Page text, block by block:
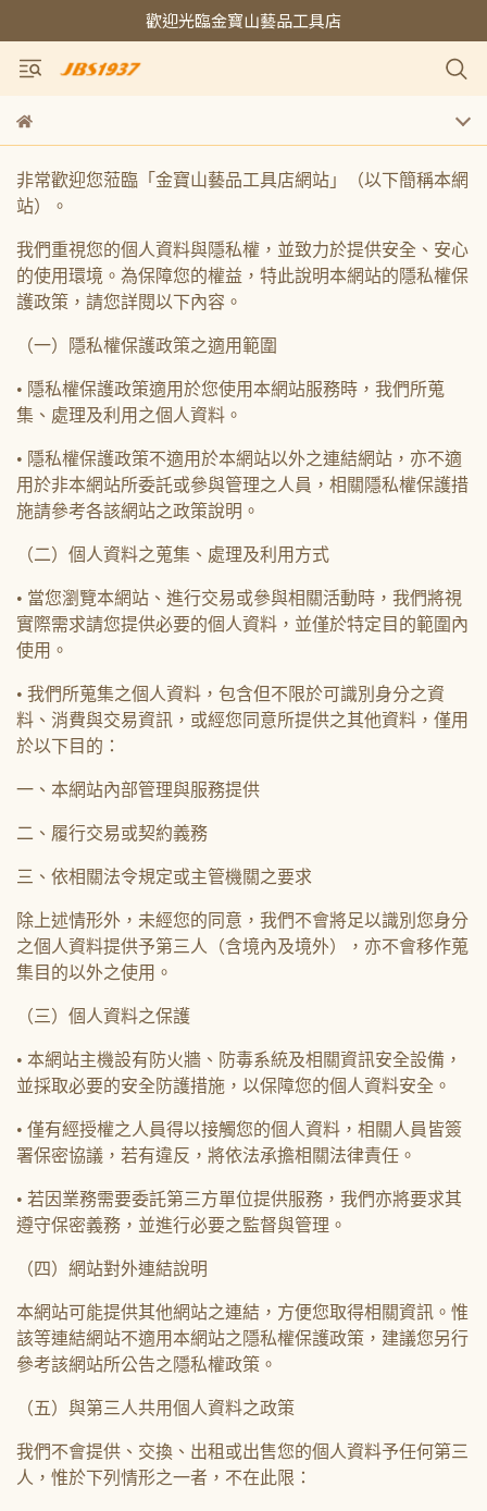
歡迎光臨金寶山藝品工具店
非常歡迎您蒞臨「金寶山藝品工具店網站」（以下簡稱本網
站）。
我們重視您的個人資料與隱私權，並致力於提供安全、安心
的使用環境。為保障您的權益，特此說明本網站的隱私權保
護政策，請您詳閱以下內容。
（一）隱私權保護政策之適用範圍
• 隱私權保護政策適用於您使用本網站服務時，我們所蒐
集、處理及利用之個人資料。
• 隱私權保護政策不適用於本網站以外之連結網站，亦不適
用於非本網站所委託或參與管理之人員，相關隱私權保護措
施請參考各該網站之政策說明。
（二）個人資料之蒐集、處理及利用方式
• 當您瀏覽本網站、進行交易或參與相關活動時，我們將視
實際需求請您提供必要的個人資料，並僅於特定目的範圍內
使用。
• 我們所蒐集之個人資料，包含但不限於可識別身分之資
料、消費與交易資訊，或經您同意所提供之其他資料，僅用
於以下目的：
一、本網站內部管理與服務提供
二、履行交易或契約義務
三、依相關法令規定或主管機關之要求
除上述情形外，未經您的同意，我們不會將足以識別您身分
之個人資料提供予第三人（含境內及境外），亦不會移作蒐
集目的以外之使用。
（三）個人資料之保護
• 本網站主機設有防火牆、防毒系統及相關資訊安全設備，
並採取必要的安全防護措施，以保障您的個人資料安全。
• 僅有經授權之人員得以接觸您的個人資料，相關人員皆簽
署保密協議，若有違反，將依法承擔相關法律責任。
• 若因業務需要委託第三方單位提供服務，我們亦將要求其
遵守保密義務，並進行必要之監督與管理。
（四）網站對外連結說明
本網站可能提供其他網站之連結，方便您取得相關資訊。惟
該等連結網站不適用本網站之隱私權保護政策，建議您另行
參考該網站所公告之隱私權政策。
（五）與第三人共用個人資料之政策
我們不會提供、交換、出租或出售您的個人資料予任何第三
人，惟於下列情形之一者，不在此限：